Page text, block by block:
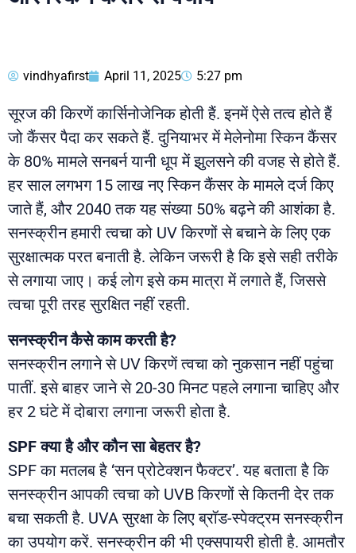
vindhyafirst April 11, 2025 5:27 pm
सूरज की किरणें कार्सिनोजेनिक होती हैं. इनमें ऐसे तत्व होते हैं
जो कैंसर पैदा कर सकते हैं. दुनियाभर में मेलेनोमा स्किन कैंसर
के 80% मामले सनबर्न यानी धूप में झुलसने की वजह से होते हैं.
हर साल लगभग 15 लाख नए स्किन कैंसर के मामले दर्ज किए
जाते हैं, और 2040 तक यह संख्या 50% बढ़ने की आशंका है.
सनस्क्रीन हमारी त्वचा को UV किरणों से बचाने के लिए एक
सुरक्षात्मक परत बनाती है. लेकिन जरूरी है कि इसे सही तरीके
से लगाया जाए। कई लोग इसे कम मात्रा में लगाते हैं, जिससे
त्वचा पूरी तरह सुरक्षित नहीं रहती.
सनस्क्रीन कैसे काम करती है?
सनस्क्रीन लगाने से UV किरणें त्वचा को नुकसान नहीं पहुंचा
पातीं. इसे बाहर जाने से 20-30 मिनट पहले लगाना चाहिए और
हर 2 घंटे में दोबारा लगाना जरूरी होता है.
SPF क्या है और कौन सा बेहतर है?
SPF का मतलब है ‘सन प्रोटेक्शन फैक्टर’. यह बताता है कि
सनस्क्रीन आपकी त्वचा को UVB किरणों से कितनी देर तक
बचा सकती है. UVA सुरक्षा के लिए ब्रॉड-स्पेक्ट्रम सनस्क्रीन
का उपयोग करें. सनस्क्रीन की भी एक्सपायरी होती है. आमतौर